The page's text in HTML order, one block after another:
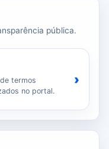
pública.
termos
no portal.
›